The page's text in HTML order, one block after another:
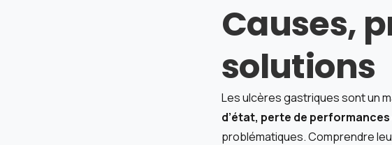
Causes,
solutions
Les ulcères gastriques sont un
d’état, perte de
problématiques. Comprendre